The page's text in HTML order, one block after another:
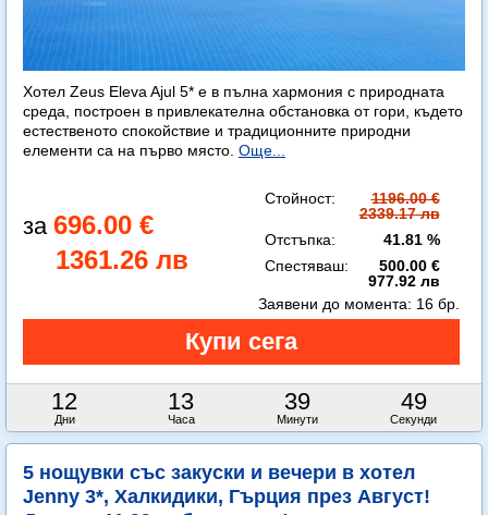
Хотел Zeus Eleva Ajul 5* е в пълна хармония с природната
среда, построен в привлекателна обстановка от гори, където
естественото спокойствие и традиционните природни
елементи са на първо място. Още...
696.00 €
1361.26 лв
Стойност:
1196.00 €
2339.17 лв
Отстъпка:
41.81 %
Спестяваш:
500.00 €
977.92 лв
12
Дни
13
Часа
39
Минути
48
Секунди
Заявени до момента: 16 бр.
5 нощувки със закуски и вечери в хотел
Jenny 3*, Халкидики, Гърция през Август!